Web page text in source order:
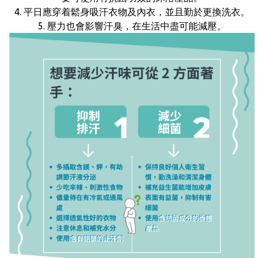
4. 平日應穿着鬆身吸汗衣物及內衣，並且勤於更換洗衣。
5. 壓力也會影響汗臭，在生活中盡可能減壓。